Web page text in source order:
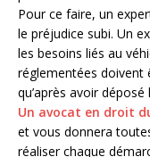
Pour ce faire, un
le préjudice subi. Un
les besoins liés au
réglementées doivent
qu’après avoir
Un avocat en droit
et vous donnera
réaliser chaque